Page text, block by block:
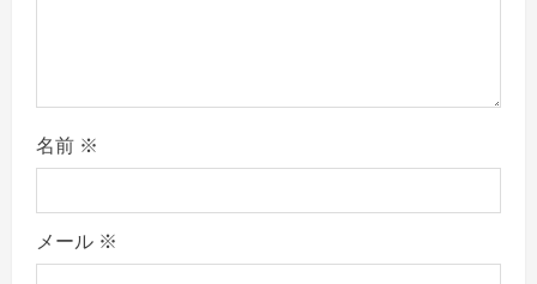
名前 ※
メール ※